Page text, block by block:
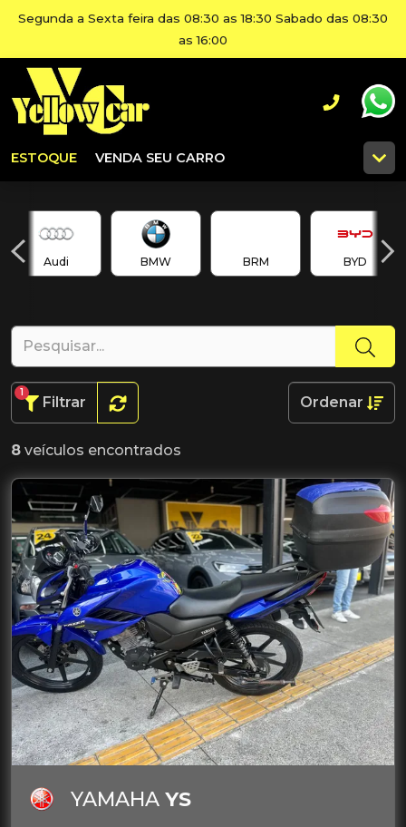
Segunda a Sexta feira das 08:30 as 18:30 Sabado das 08:30
as 16:00
ESTOQUE VENDA SEU CARRO
Audi BMW BRM BYD
Filtrar
1
Ordenar
8 veículos encontrados
YAMAHA YS